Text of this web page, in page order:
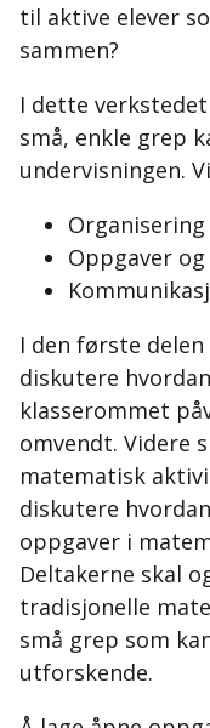
til aktive elever
sammen?
I dette
små, enkle grep
undervisningen.
Oppgaver
I den første
diskutere
klasserommet
omvendt. Videre
matematisk
diskutere
oppgaver i
Deltakerne skal
tradisjonelle
små grep som
utforskende.